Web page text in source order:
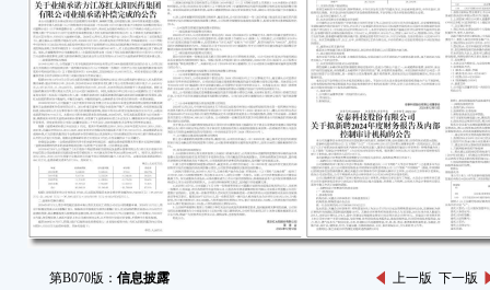
第B070版： 信息披露 上一版 下一版